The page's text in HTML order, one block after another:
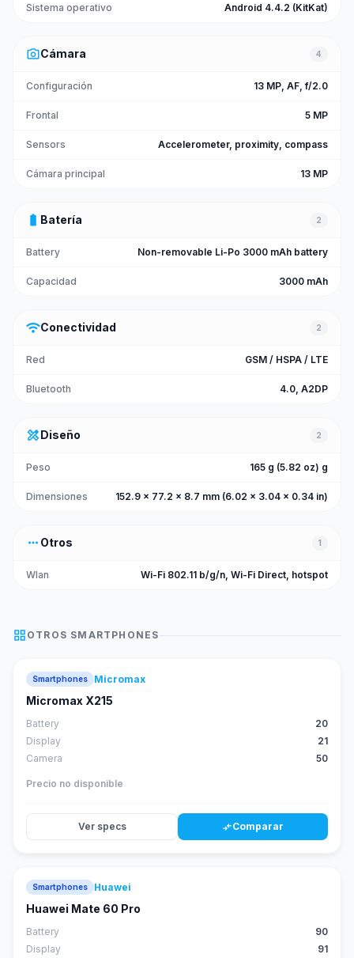
Sistema operativo Android 4.4.2 (KitKat)
photo_cameraCámara 4
Configuración 13 MP, AF, f/2.0
Frontal 5 MP
Sensors Accelerometer, proximity, compass
Cámara principal 13 MP
battery_full Batería 2
Battery Non-removable Li-Po 3000 mAh battery
Capacidad 3000 mAh
wifiConectividad 2
Red GSM / HSPA / LTE
Bluetooth 4.0, A2DP
design_servicesDiseño 2
Peso 165 g (5.82 oz) g
Dimensiones 152.9 x 77.2 x 8.7 mm (6.02 x 3.04 x 0.34 in)
more_horiz Otros 1
Wlan Wi-Fi 802.11 b/g/n, Wi-Fi Direct, hotspot
grid_view OTROS SMARTPHONES
Smartphones Micromax
Micromax X215
Battery
20
Display
21
Camera
50
Precio no disponible
Ver specs compare_arrowsComparar
Smartphones Huawei
Huawei Mate 60 Pro
Battery
90
Display
91